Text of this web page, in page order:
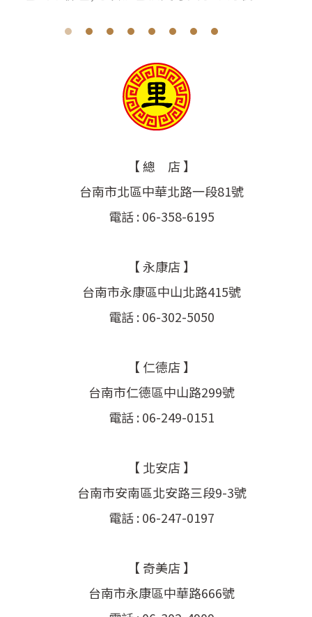
【 總 店 】
台南市北區中華北路一段81號
電話 : 06-358-6195
【 永康店 】
台南市永康區中山北路415號
電話 : 06-302-5050
【 仁德店 】
台南市仁德區中山路299號
電話 : 06-249-0151
【 北安店 】
台南市安南區北安路三段9-3號
電話 : 06-247-0197
【 奇美店 】
台南市永康區中華路666號